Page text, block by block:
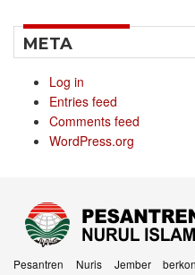
META
Log in
Entries feed
Comments feed
WordPress.org
Pesantren Nuris Jember